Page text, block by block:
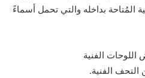
المُتاحة بداخله والتي تحمل أسماءً
الفنية
التحف الفنية.